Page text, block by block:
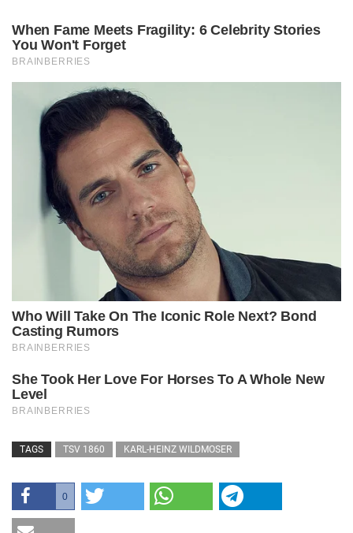
TAGS TSV 1860 KARL-HEINZ WILDMOSER
0